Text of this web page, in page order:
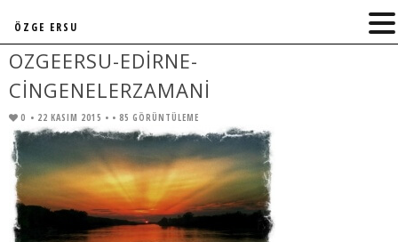
OZGEERSU-EDIRNE-
CINGENELERZAMANI
0 • 22 KASIM 2015 • • 85 GÖRÜNTÜLEME
ÖZGE ERSU